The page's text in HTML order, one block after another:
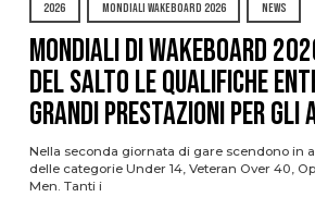
2026 MONDIALI WAKEBOARD 2026 NEWS
Mondiali di Wakeboard
del Salto le qualifiche
grandi prestazioni per gli
Nella seconda giornata di gare scendono in
delle categorie Under 14, Veteran Over 40,
Men. Tanti i